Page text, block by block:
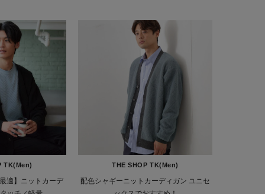
TK(Men)
適】ニットカーデ
THE SHOP TK(Men)
配色シャギーニットカーディガン ユニセ